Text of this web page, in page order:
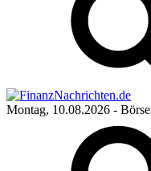
Montag, 10.08.2026 -